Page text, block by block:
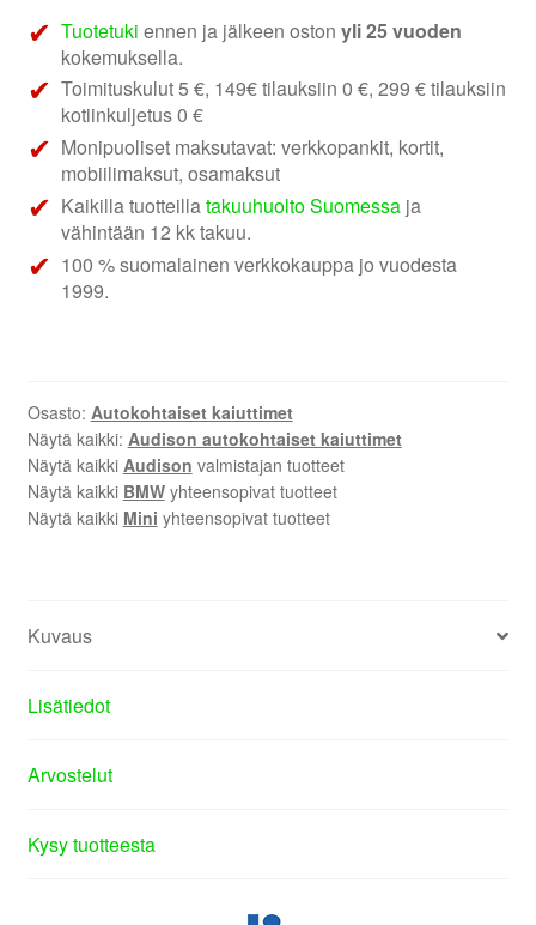
kaiuttimet
määrä
Tuotetuki ennen ja jälkeen ostonyli 25 vuoden
kokemuksella.
Toimituskulut 5 €, 149€ tilauksiin 0 €, 299 € tilauksiin
kotiinkuljetus 0 €
Monipuoliset maksutavat: verkkopankit, kortit,
mobiilimaksut, osamaksut
Kaikilla tuotteillatakuuhuolto Suomessa ja
vähintään 12 kk takuu.
100 % suomalainen verkkokauppa jo vuodesta
1999.
Osasto: Autokohtaiset kaiuttimet
Näytä kaikki: Audison autokohtaiset kaiuttimet
Näytä kaikki Audison valmistajan tuotteet
Näytä kaikki BMWyhteensopivat tuotteet
Näytä kaikki Mini yhteensopivat tuotteet
Kuvaus
Lisätiedot
Arvostelut
Kysy tuotteesta